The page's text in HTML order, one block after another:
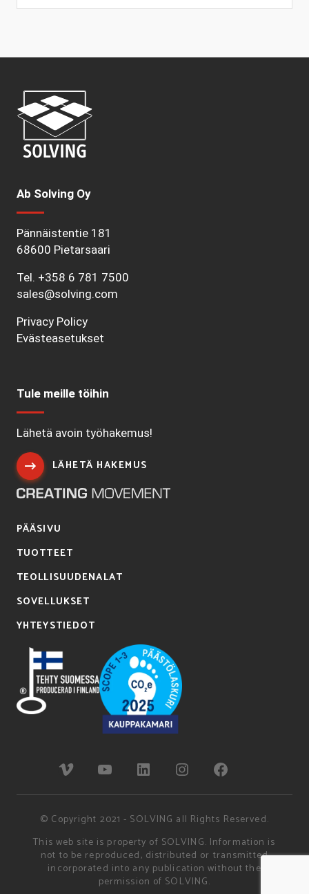
Ab Solving Oy
Pännäistentie 181
68600 Pietarsaari
Tel. +358 6 781 7500
sales@solving.com
Privacy Policy
Evästeasetukset
Tule meille töihin
Lähetä avoin työhakemus!
LÄHETÄ HAKEMUS
PÄÄSIVU
TUOTTEET
TEOLLISUUDENALAT
SOVELLUKSET
YHTEYSTIEDOT
© Copyright 2021 - SOLVING all Rights Reserved.
This web site is property of SOLVING. Information is
not to be reproduced, distributed or transmitted
incorporated into any publication without the
permission of SOLVING.